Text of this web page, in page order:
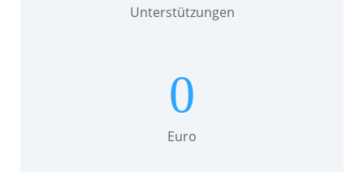
Unterstützungen
0
Euro